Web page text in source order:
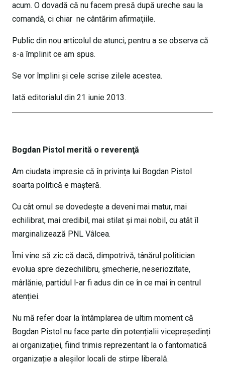
acum. O dovadă că nu facem presă după ureche sau la
comandă, ci chiar ne cântărim afirmaţiile.
Public din nou articolul de atunci, pentru a se observa că
s-a împlinit ce am spus.
Se vor împlini şi cele scrise zilele acestea.
Iată editorialul din 21 iunie 2013.
Bogdan Pistol merită o reverenţă
Am ciudata impresie că în privința lui Bogdan Pistol
soarta politică e mașteră.
Cu cât omul se dovedește a deveni mai matur, mai
echilibrat, mai credibil, mai stilat și mai nobil, cu atât îl
marginalizează PNL Vâlcea.
Îmi vine să zic că dacă, dimpotrivă, tânărul politician
evolua spre dezechilibru, șmecherie, neseriozitate,
mârlănie, partidul l-ar fi adus din ce în ce mai în centrul
atenției.
Nu mă refer doar la întâmplarea de ultim moment că
Bogdan Pistol nu face parte din potențialii vicepreședinți
ai organizației, fiind trimis reprezentant la o fantomatică
organizație a aleșilor locali de stirpe liberală.